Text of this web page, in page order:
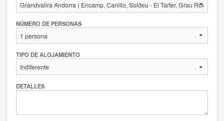
NÚMERO DE PERSONAS
TIPO DE ALOJAMIENTO
DETALLES